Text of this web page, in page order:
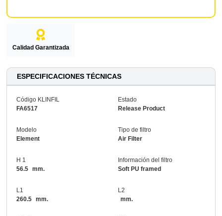
Calidad Garantizada
ESPECIFICACIONES TÉCNICAS
Código KLINFIL
FA6517
Estado
Release Product
Modelo
Element
Tipo de filtro
Air Filter
H 1
56.5 mm.
Información del filtro
Soft PU framed
L1
260.5 mm.
L2
mm.